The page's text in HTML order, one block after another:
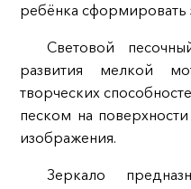
ребёнка сформировать
Световой
развития мелкой
творческих
песком на
изображения.
Зеркало